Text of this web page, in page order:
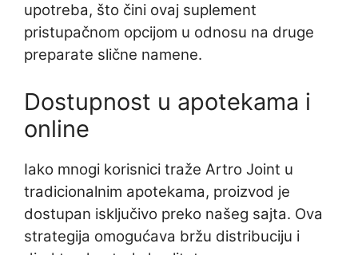
upotreba, što čini ovaj suplement
pristupačnom opcijom u odnosu na druge
preparate slične namene.
Dostupnost u apotekama i
online
Iako mnogi korisnici traže Artro Joint u
tradicionalnim apotekama, proizvod je
dostupan isključivo preko našeg sajta. Ova
strategija omogućava bržu distribuciju i